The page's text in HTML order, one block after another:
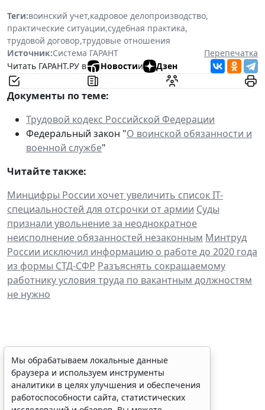
Теги:воинский учет,кадровое делопроизводство,
практические ситуации,судебная практика,
трудовой договор,трудовые отношения
Источник:Система ГАРАНТ
Перепечатка
Читать ГАРАНТ.РУ в
Новостии Дзен
Документы по теме:
Трудовой кодекс Российской Федерации
Федеральный закон "О воинской обязанности и
военной службе"
Читайте также:
Минцифры России хочет увеличить список IТ-
специальностей для отсрочки от армии Суды
признали увольнение за неоднократное
неисполнение обязанностей незаконным Минтруд
России исключил информацию о работе до 2020 года
из формы СТД-СФР Разъяснять сокращаемому
работнику условия труда по вакантным должностям
не нужно
Персональные данные
медработника недопустимо
публиковать без его согласия
Мы обрабатываем локальные данные
браузера и используем инструменты
аналитики в целях улучшения и обеспечения
работоспособности сайта, статистических